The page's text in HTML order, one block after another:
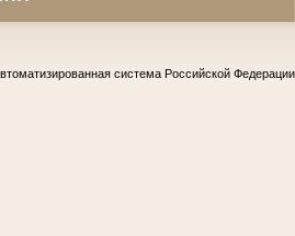
система Российской